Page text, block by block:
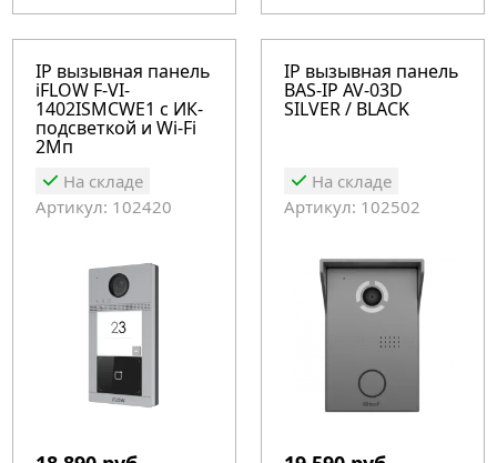
IP вызывная панель
iFLOW F-VI-
1402ISMCWE1 с ИК-
подсветкой и Wi-Fi
2Мп
На складе
Артикул: 102420
IP вызывная панель
BAS-IP AV-03D
SILVER / BLACK
На складе
Артикул: 102502